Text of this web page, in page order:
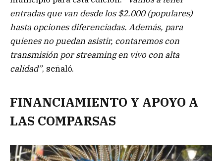
entradas que van desde los $2.000 (populares)
hasta opciones diferenciadas. Además, para
quienes no puedan asistir, contaremos con
transmisión por streaming en vivo con alta
calidad”, señaló.
FINANCIAMIENTO Y APOYO A
LAS COMPARSAS